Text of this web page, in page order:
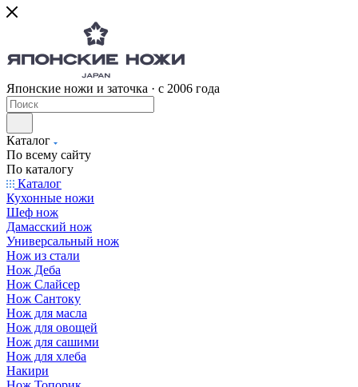
Японские ножи и заточка · с 2006 года
Каталог
По всему сайту
По каталогу
Каталог
Кухонные ножи
Шеф нож
Дамасский нож
Универсальный нож
Нож из стали
Нож Деба
Нож Слайсер
Нож Сантоку
Нож для масла
Нож для овощей
Нож для сашими
Нож для хлеба
Накири